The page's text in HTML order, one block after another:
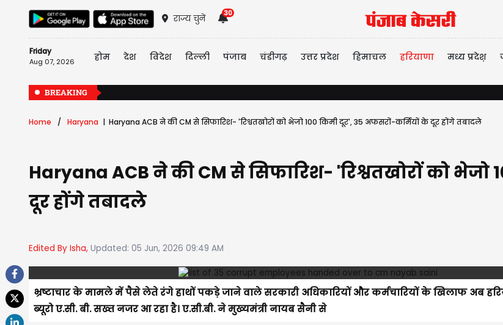
राज्य चुनें
30
Friday
Aug 07, 2026 होम देश विदेश दिल्ली पंजाब चंडीगढ़ उत्तर प्रदेश हिमाचल हरियाणा मध्य प्रदेश़
BREAKING
Home Haryana Haryana ACB ने की CM से सिफारिश- 'रिश्वतखोरों को भेजो 100 किमी दूर', 35 अफसरों-कर्मियों के दूर होंगे तबादले
Haryana ACB ने की CM से सिफारिश- 'रिश्वतखोरों को
दूर होंगे तबादले
Edited By Isha, Updated: 05 Jun, 2026 09:49 AM
भ्रष्टाचार के मामले में पैसे लेते रंगे हाथों पकड़े जाने वाले सरकारी अधिकारियों और कर्मचारियों के खिलाफ अब
ब्यूरो ए.सी. बी. सख्त नजर आ रहा है। ए.सी.बी. ने मुख्यमंत्री नायब सैनी से